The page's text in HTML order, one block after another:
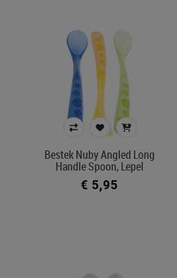
Bestek Nuby Angled Long
Handle Spoon, Lepel
€ 5,95